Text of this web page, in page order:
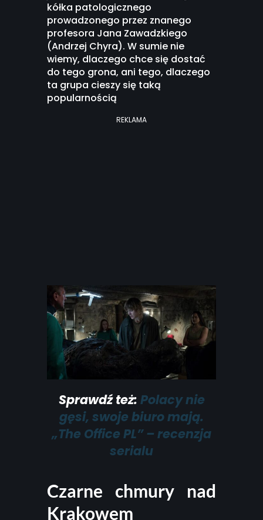
kółka patologicznego
prowadzonego przez znanego
profesora Jana Zawadzkiego
(Andrzej Chyra). W sumie nie
wiemy, dlaczego chce się dostać
do tego grona, ani tego, dlaczego
ta grupa cieszy się taką
popularnością
REKLAMA
Sprawdź też: Polacy nie
gęsi, swoje biuro mają.
„The Office PL” – recenzja
serialu
Czarne chmury nad
Krakowem